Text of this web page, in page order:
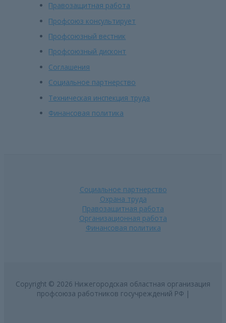
Правозащитная работа
Профсоюз консультирует
Профсоюзный вестник
Профсоюзный дисконт
Соглашения
Социальное партнерство
Техническая инспекция труда
Финансовая политика
Социальное партнерство
Охрана труда
Правозащитная работа
Организационная работа
Финансовая политика
Copyright © 2026 Нижегородская областная организация
профсоюза работников госучреждений РФ |